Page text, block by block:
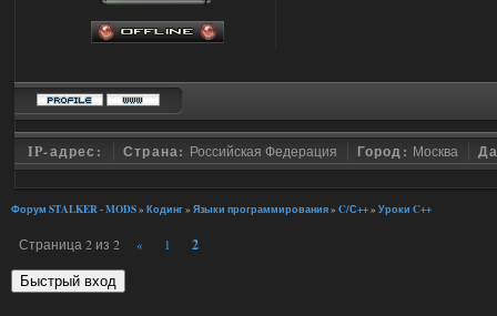
IP-адрес: Страна: Российская Федерация Город: Москва
Форум STALKER - MODS» Кодинг» Языки программирования» C/С++» Уроки C++
Страница 2 из 2 « 1 2